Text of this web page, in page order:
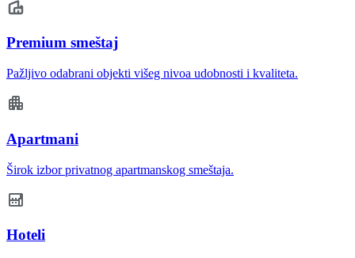
Premium smeštaj
Pažljivo odabrani objekti višeg nivoa udobnosti i kvaliteta.
Apartmani
Širok izbor privatnog apartmanskog smeštaja.
Hoteli